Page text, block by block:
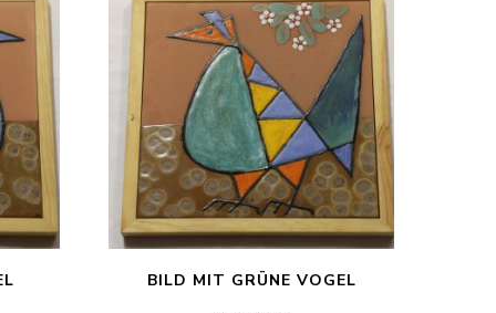
BILD MIT GRÜNE VOGEL